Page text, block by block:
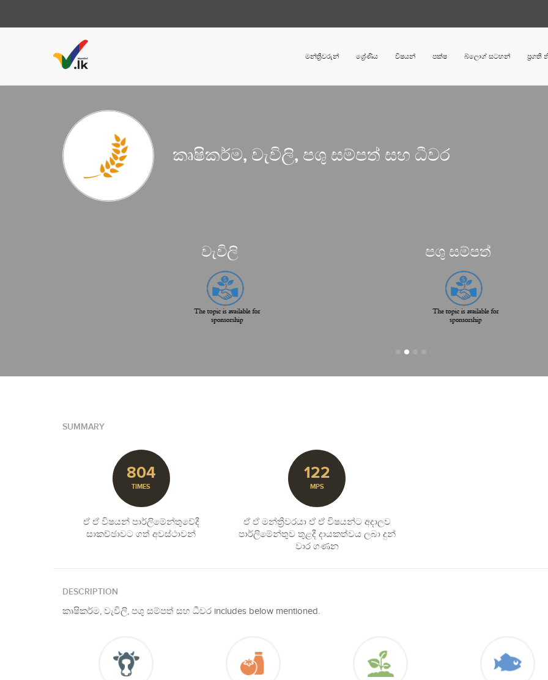
මන්ත්‍රීවරුන් ශ්‍රේණිය විෂයන් පක්ෂ බ්ලොග් සටහන් ප්‍රගති
කෘෂිකර්ම, වැවිලි, පශු සම්පත් සහ ධීවර
පශු සම්පත්
SUMMARY
804
TIMES
ඒ ඒ විෂයන් පාර්ලිමේන්තුවේදී
සාකච්ඡාවට ගත් අවස්ථාවන්
122
MPS
ඒ ඒ මන්ත්‍රීවරයා ඒ ඒ විෂයන්ට අදාලව
පාර්ලිමේන්තුව තුළදී දායකත්වය ලබා දුන්
වාර ගණන
DESCRIPTION
කෘෂිකර්ම, වැවිලි, පශු සම්පත් සහ ධීවර includes below mentioned.